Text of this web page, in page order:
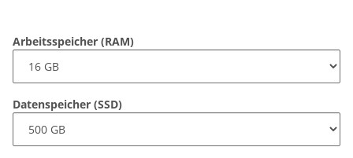
Arbeitsspeicher (RAM)
Datenspeicher (SSD)